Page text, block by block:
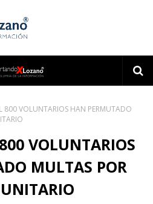
800 VOLUNTARIOS HAN PERMUTADO
VOLUNTARIOS
MULTAS POR